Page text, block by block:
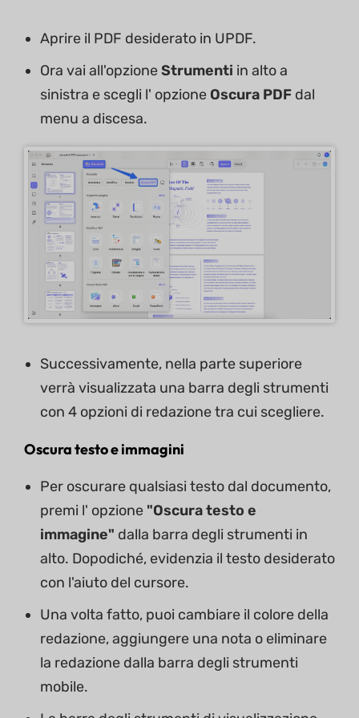
Aprire il PDF desiderato in UPDF.
Ora vai all'opzioneStrumenti in alto a
sinistra e scegli l' opzione Oscura PDF dal
menu a discesa.
Successivamente, nella parte superiore
verrà visualizzata una barra degli strumenti
con 4 opzioni di redazione tra cui scegliere.
Oscura testo e immagini
Per oscurare qualsiasi testo dal documento,
premi l' opzione "Oscura testo e
immagine" dalla barra degli strumenti in
alto. Dopodiché, evidenzia il testo desiderato
con l'aiuto del cursore.
Una volta fatto, puoi cambiare il colore della
redazione, aggiungere una nota o eliminare
la redazione dalla barra degli strumenti
mobile.